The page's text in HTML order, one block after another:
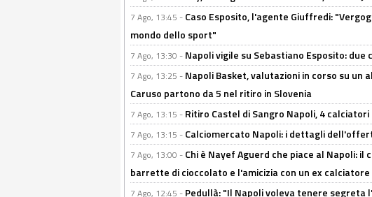
7 Ago, 13:45 - Caso Esposito, l'agente Giuffredi:
mondo dello sport"
7 Ago, 13:30 - Napoli vigile su Sebastiano Esposito:
7 Ago, 13:25 - Napoli Basket, valutazioni in corso su
Caruso partono da 5 nel ritiro in Slovenia
7 Ago, 13:15 - Ritiro Castel di Sangro Napoli, 4 calciatori
7 Ago, 13:15 - Calciomercato Napoli: i dettagli
7 Ago, 13:00 - Chi è Nayef Aguerd che piace al Napoli:
barrette di cioccolato e l'amicizia con un ex calciatore
7 Ago, 12:45 - Pedullà: "Il Napoli voleva tenere segreta